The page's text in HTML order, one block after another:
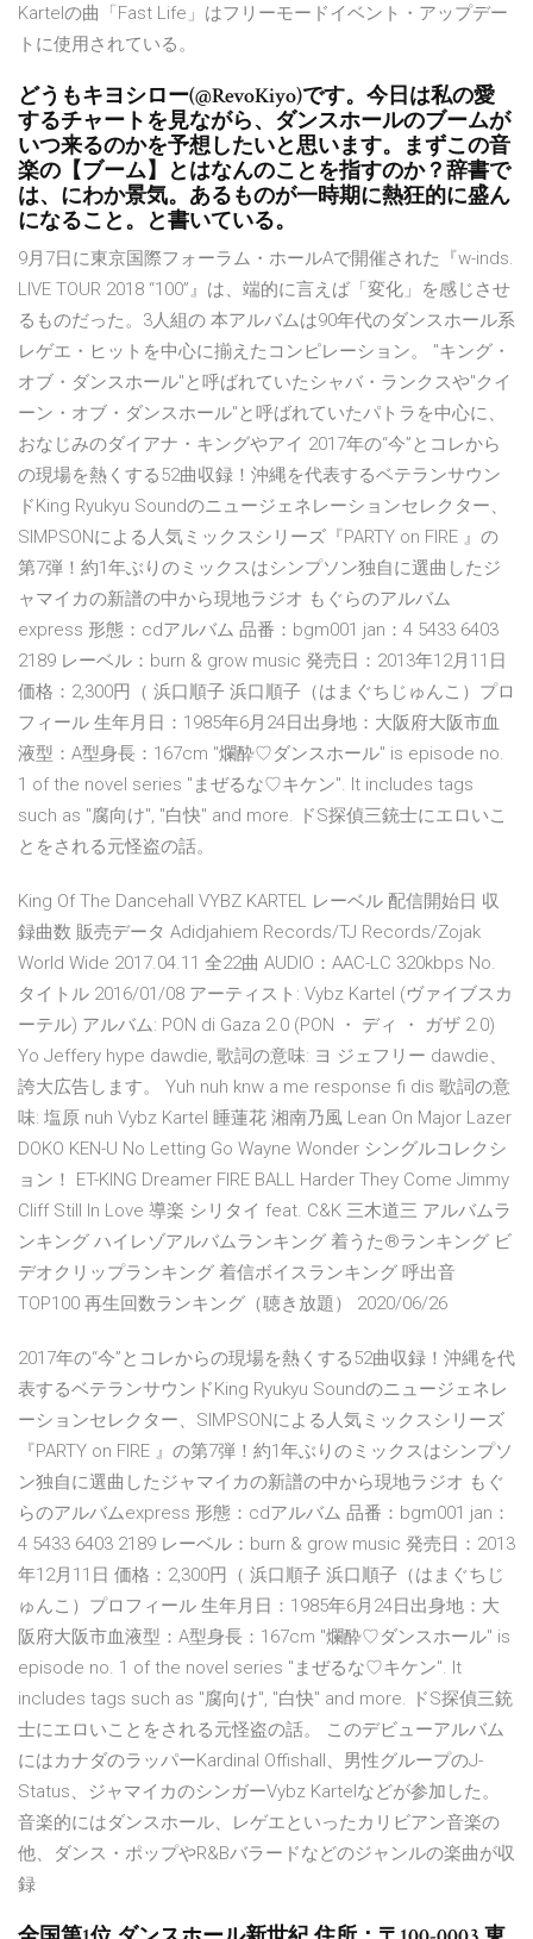
Kartelの曲「Fast Life」はフリーモードイベント・アップデー
トに使用されている。
どうもキヨシロー(@RevoKiyo)です。今日は私の愛
するチャートを見ながら、ダンスホールのブームが
いつ来るのかを予想したいと思います。まずこの音
楽の【ブーム】とはなんのことを指すのか？辞書で
は、にわか景気。あるものが一時期に熱狂的に盛ん
になること。と書いている。
9月7日に東京国際フォーラム・ホールAで開催された『w-inds.
LIVE TOUR 2018 “100”』は、端的に言えば「変化」を感じさせ
るものだった。3人組の 本アルバムは90年代のダンスホール系
レゲエ・ヒットを中心に揃えたコンピレーション。 "キング・
オブ・ダンスホール"と呼ばれていたシャバ・ランクスや"クイ
ーン・オブ・ダンスホール"と呼ばれていたパトラを中心に、
おなじみのダイアナ・キングやアイ 2017年の“今”とコレから
の現場を熱くする52曲収録！沖縄を代表するベテランサウン
ドKing Ryukyu Soundのニュージェネレーションセレクター、
SIMPSONによる人気ミックスシリーズ『PARTY on FIRE 』の
第7弾！約1年ぶりのミックスはシンプソン独自に選曲したジ
ャマイカの新譜の中から現地ラジオ もぐらのアルバム
express 形態：cdアルバム 品番：bgm001 jan：4 5433 6403
2189 レーベル：burn & grow music 発売日：2013年12月11日
価格：2,300円（ 浜口順子 浜口順子（はまぐちじゅんこ）プロ
フィール 生年月日：1985年6月24日出身地：大阪府大阪市血
液型：A型身長：167cm "爛酔♡ダンスホール" is episode no.
1 of the novel series "まぜるな♡キケン". It includes tags
such as "腐向け", "白快" and more. ドS探偵三銃士にエロいこ
とをされる元怪盗の話。
King Of The Dancehall VYBZ KARTEL レーベル 配信開始日 収
録曲数 販売データ Adidjahiem Records/TJ Records/Zojak
World Wide 2017.04.11 全22曲 AUDIO：AAC-LC 320kbps No.
タイトル 2016/01/08 アーティスト: Vybz Kartel (ヴァイブスカ
ーテル) アルバム: PON di Gaza 2.0 (PON ・ ディ ・ ガザ 2.0)
Yo Jeffery hype dawdie, 歌詞の意味: ヨ ジェフリー dawdie、
誇大広告します。 Yuh nuh knw a me response fi dis 歌詞の意
味: 塩原 nuh Vybz Kartel 睡蓮花 湘南乃風 Lean On Major Lazer
DOKO KEN-U No Letting Go Wayne Wonder シングルコレクシ
ョン！ ET-KING Dreamer FIRE BALL Harder They Come Jimmy
Cliff Still In Love 導楽 シリタイ feat. C&K 三木道三 アルバムラ
ンキング ハイレゾアルバムランキング 着うた®ランキング ビ
デオクリップランキング 着信ボイスランキング 呼出音
TOP100 再生回数ランキング（聴き放題） 2020/06/26
2017年の“今”とコレからの現場を熱くする52曲収録！沖縄を代
表するベテランサウンドKing Ryukyu Soundのニュージェネレ
ーションセレクター、SIMPSONによる人気ミックスシリーズ
『PARTY on FIRE 』の第7弾！約1年ぶりのミックスはシンプソ
ン独自に選曲したジャマイカの新譜の中から現地ラジオ もぐ
らのアルバムexpress 形態：cdアルバム 品番：bgm001 jan：
4 5433 6403 2189 レーベル：burn & grow music 発売日：2013
年12月11日 価格：2,300円（ 浜口順子 浜口順子（はまぐちじ
ゅんこ）プロフィール 生年月日：1985年6月24日出身地：大
阪府大阪市血液型：A型身長：167cm "爛酔♡ダンスホール" is
episode no. 1 of the novel series "まぜるな♡キケン". It
includes tags such as "腐向け", "白快" and more. ドS探偵三銃
士にエロいことをされる元怪盗の話。 このデビューアルバム
にはカナダのラッパーKardinal Offishall、男性グループのJ-
Status、ジャマイカのシンガーVybz Kartelなどが参加した。
音楽的にはダンスホール、レゲエといったカリビアン音楽の
他、ダンス・ポップやR&Bバラードなどのジャンルの楽曲が収
録